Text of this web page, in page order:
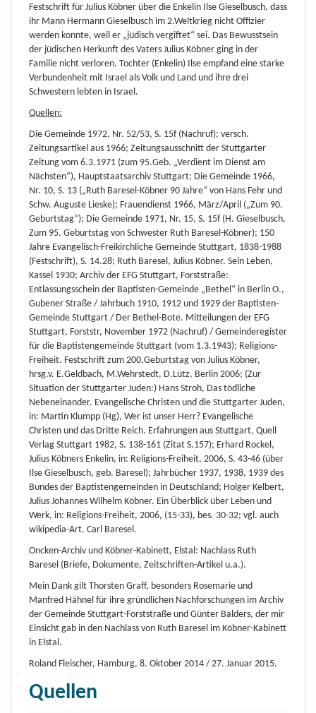
Festschrift für Julius Köbner über die Enkelin Ilse Gieselbusch, dass
ihr Mann Hermann Gieselbusch im 2.Weltkrieg nicht Offizier
werden konnte, weil er „jüdisch vergiftet“ sei. Das Bewusstsein
der jüdischen Herkunft des Vaters Julius Köbner ging in der
Familie nicht verloren. Tochter (Enkelin) Ilse empfand eine starke
Verbundenheit mit Israel als Volk und Land und ihre drei
Schwestern lebten in Israel.
Quellen:
Die Gemeinde 1972, Nr. 52/53, S. 15f (Nachruf); versch.
Zeitungsartikel aus 1966; Zeitungsausschnitt der Stuttgarter
Zeitung vom 6.3.1971 (zum 95.Geb. „Verdient im Dienst am
Nächsten“), Hauptstaatsarchiv Stuttgart; Die Gemeinde 1966,
Nr. 10, S. 13 („Ruth Baresel-Köbner 90 Jahre“ von Hans Fehr und
Schw. Auguste Lieske); Frauendienst 1966, März/April („Zum 90.
Geburtstag“); Die Gemeinde 1971, Nr. 15, S. 15f (H. Gieselbusch,
Zum 95. Geburtstag von Schwester Ruth Baresel-Köbner); 150
Jahre Evangelisch-Freikirchliche Gemeinde Stuttgart, 1838-1988
(Festschrift), S. 14.28; Ruth Baresel, Julius Köbner. Sein Leben,
Kassel 1930; Archiv der EFG Stuttgart, Forststraße:
Entlassungsschein der Baptisten-Gemeinde „Bethel“ in Berlin O.,
Gubener Straße / Jahrbuch 1910, 1912 und 1929 der Baptisten-
Gemeinde Stuttgart / Der Bethel-Bote. Mitteilungen der EFG
Stuttgart, Forststr, November 1972 (Nachruf) / Gemeinderegister
für die Baptistengemeinde Stuttgart (vom 1.3.1943); Religions-
Freiheit. Festschrift zum 200.Geburtstag von Julius Köbner,
hrsg.v. E.Geldbach, M.Wehrstedt, D.Lütz, Berlin 2006; (Zur
Situation der Stuttgarter Juden:) Hans Stroh, Das tödliche
Nebeneinander. Evangelische Christen und die Stuttgarter Juden,
in: Martin Klumpp (Hg), Wer ist unser Herr? Evangelische
Christen und das Dritte Reich. Erfahrungen aus Stuttgart, Quell
Verlag Stuttgart 1982, S. 138-161 (Zitat S.157); Erhard Rockel,
Julius Köbners Enkelin, in: Religions-Freiheit, 2006, S. 43-46 (über
Ilse Gieselbusch, geb. Baresel); Jahrbücher 1937, 1938, 1939 des
Bundes der Baptistengemeinden in Deutschland; Holger Kelbert,
Julius Johannes Wilhelm Köbner. Ein Überblick über Leben und
Werk, in: Religions-Freiheit, 2006, (15-33), bes. 30-32; vgl. auch
wikipedia-Art. Carl Baresel.
Oncken-Archiv und Köbner-Kabinett, Elstal: Nachlass Ruth
Baresel (Briefe, Dokumente, Zeitschriften-Artikel u.a.).
Mein Dank gilt Thorsten Graff, besonders Rosemarie und
Manfred Hähnel für ihre gründlichen Nachforschungen im Archiv
der Gemeinde Stuttgart-Forststraße und Günter Balders, der mir
Einsicht gab in den Nachlass von Ruth Baresel im Köbner-Kabinett
in Elstal.
Roland Fleischer, Hamburg, 8. Oktober 2014 / 27. Januar 2015.
Quellen